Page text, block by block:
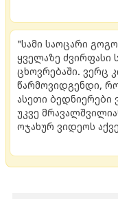
"სამი საოცარი
ყველაზე ძვირფასი
ცხოვრებაში. ვერც
წარმოვიდგენდი,
ასეთი ბედნიერები
უკვე
ოჯახურ ვიდეოს